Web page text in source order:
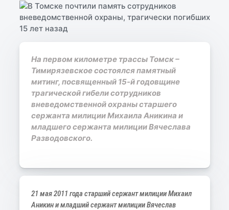
На первом километре трассы Томск –
Тимирязевское состоялся памятный
митинг, посвященный 15-й годовщине
трагической гибели сотрудников
вневедомственной охраны старшего
сержанта милиции Михаила Аникина и
младшего сержанта милиции Вячеслава
Разводовского.
21 мая 2011 года старший сержант милиции Михаил
Аникин и младший сержант милиции Вячеслав